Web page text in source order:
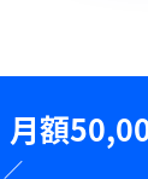
⽉額